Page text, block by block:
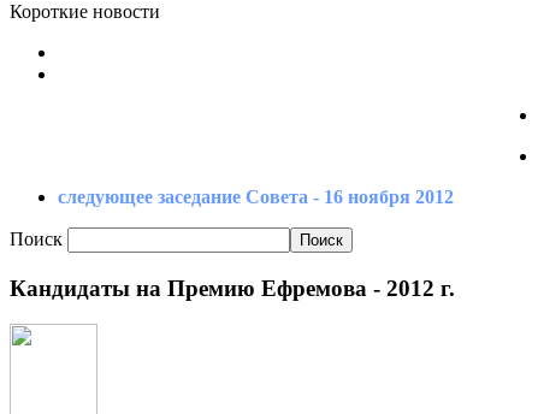
Короткие новости
следующее заседание Совета - 16 ноября 2012
Поиск
Кандидаты на Премию Ефремова - 2012 г.